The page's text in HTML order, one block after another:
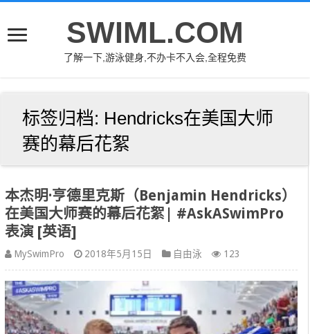
SWIML.COM
了解一下,游泳健身,不办卡不入会,全程免费
标签归档: Hendricks在美国大师
赛的幕后花絮
本杰明·亨德里克斯（Benjamin Hendricks）
在美国大师赛的幕后花絮| #AskASwimPro
表演 [英语]
MySwimPro 2018年5月15日 自由泳 123